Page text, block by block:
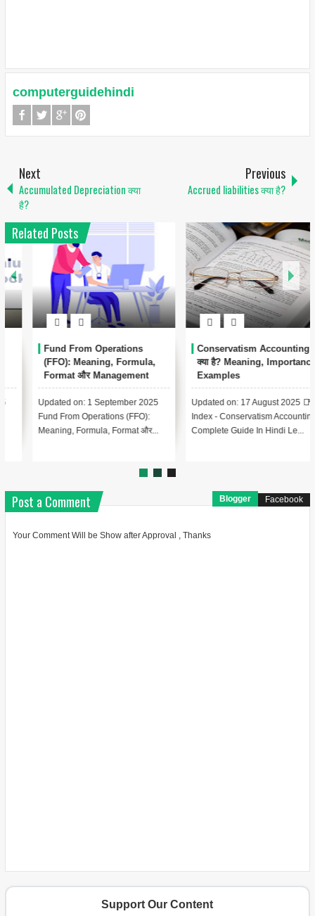
computerguidehindi
Next
Accumulated Depreciation क्या
है?
Previous
Accrued liabilities क्या है?
Related Posts
Conservatism Accounting
क्या है? Meaning, Importance,
Examples
Updated on: 17 August 2025 📑
Index - Conservatism Accounting
Complete Guide In Hindi Le...
Automated Clearing House
(ACH) क्या है? – पूरी जानकारी हिंदी
Updated on: 17 August 2025 📚
Index – Automated Clearing
House (ACH) क्या है? Lesson 1:...
Post a Comment Blogger Facebook
Your Comment Will be Show after Approval , Thanks
Support Our Content